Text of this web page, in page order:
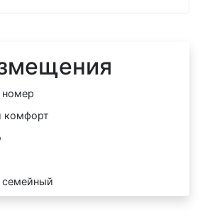
номер
комфорт